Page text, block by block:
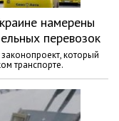
намерены
перевозок
который
транспорте.